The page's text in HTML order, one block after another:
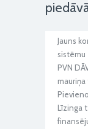
Jauns
sistēmu
PVN
mauriņa
Līzinga